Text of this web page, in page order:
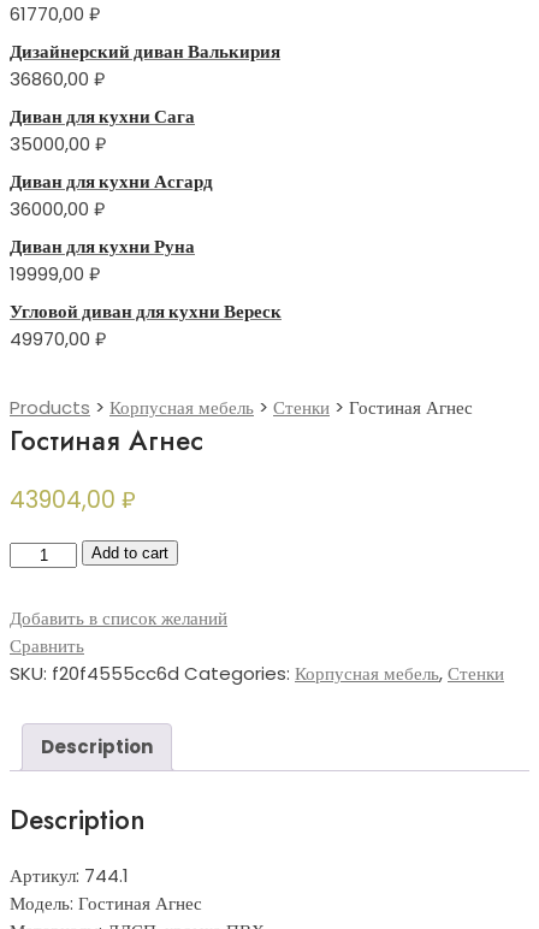
61770,00 ₽
Дизайнерский диван Валькирия
36860,00 ₽
Диван для кухни Сага
35000,00 ₽
Диван для кухни Асгард
36000,00 ₽
Диван для кухни Руна
19999,00 ₽
Угловой диван для кухни Вереск
49970,00 ₽
Products > Корпусная мебель > Стенки > Гостиная Агнес
Гостиная Агнес
43904,00 ₽
Гостиная
quantity
Add to cart
Добавить в список желаний
Сравнить
SKU: f20f4555cc6d Categories: Корпусная мебель,Стенки
Description
Description
Артикул: 744.1
Модель: Гостиная Агнес